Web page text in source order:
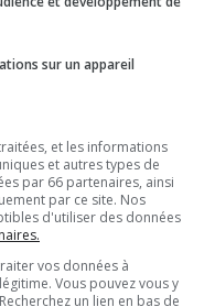
155
son
sur un appareil
et les informations
et autres types de
par 66 partenaires, ainsi
par ce site. Nos
d'utiliser des données
vos données à
Vous pouvez vous y
un lien en bas de